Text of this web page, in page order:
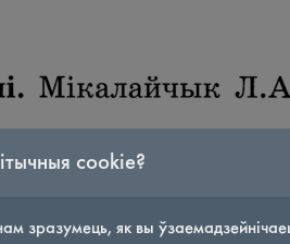
cookie?
зразумець, як вы